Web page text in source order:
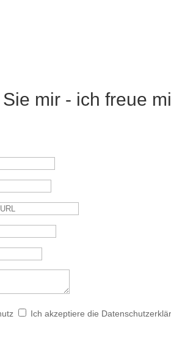
mir - ich freue
Ich akzeptiere die